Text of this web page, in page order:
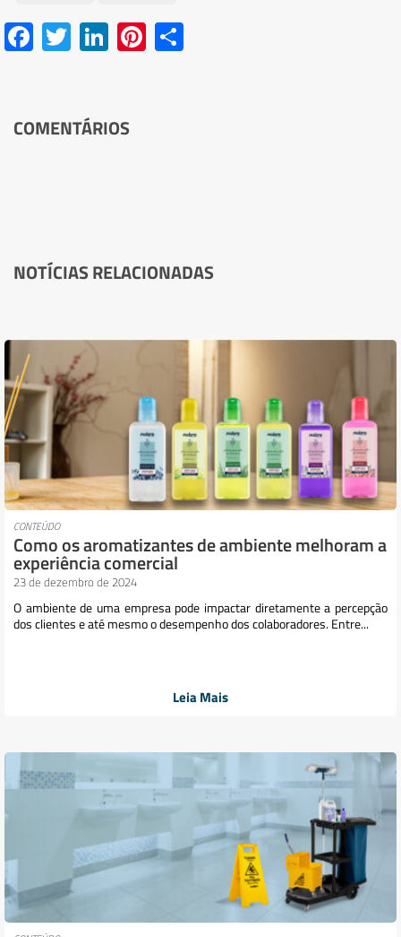
FacebookTwitter LinkedIn PinterestShare
COMENTÁRIOS
NOTÍCIAS RELACIONADAS
CONTEÚDO
Como os aromatizantes de ambiente melhoram a
experiência comercial
23 de dezembro de 2024
O ambiente de uma empresa pode impactar diretamente a percepção
dos clientes e até mesmo o desempenho dos colaboradores. Entre...
Leia Mais